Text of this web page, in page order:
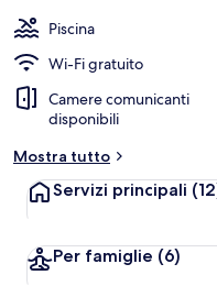
Piscina
Wi-Fi gratuito
Camere comunicanti
disponibili
Mostra tutto
Servizi principali
Per famiglie (6)